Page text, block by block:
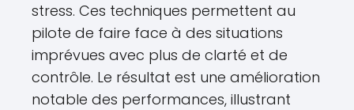
stress. Ces techniques permettent au
pilote de faire face à des situations
imprévues avec plus de clarté et de
contrôle. Le résultat est une amélioration
notable des performances, illustrant